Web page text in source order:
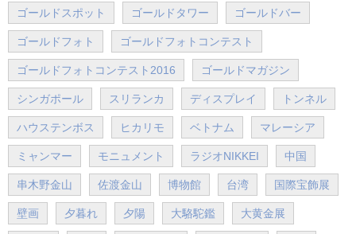
ゴールドスポット ゴールドタワー ゴールドバー
ゴールドフォト ゴールドフォトコンテスト
ゴールドフォトコンテスト2016 ゴールドマガジン
シンガポール スリランカ ディスプレイ トンネル
ハウステンボス ヒカリモ ベトナム マレーシア
ミャンマー モニュメント ラジオNIKKEI 中国
串木野金山 佐渡金山 博物館 台湾 国際宝飾展
壁画 夕暮れ 夕陽 大駱駝鑑 大黄金展